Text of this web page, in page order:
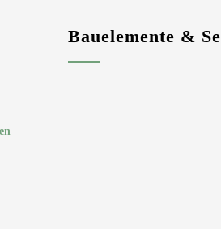
Bauelemente &